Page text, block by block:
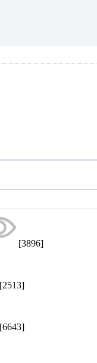
[3896]
[2513]
[6643]